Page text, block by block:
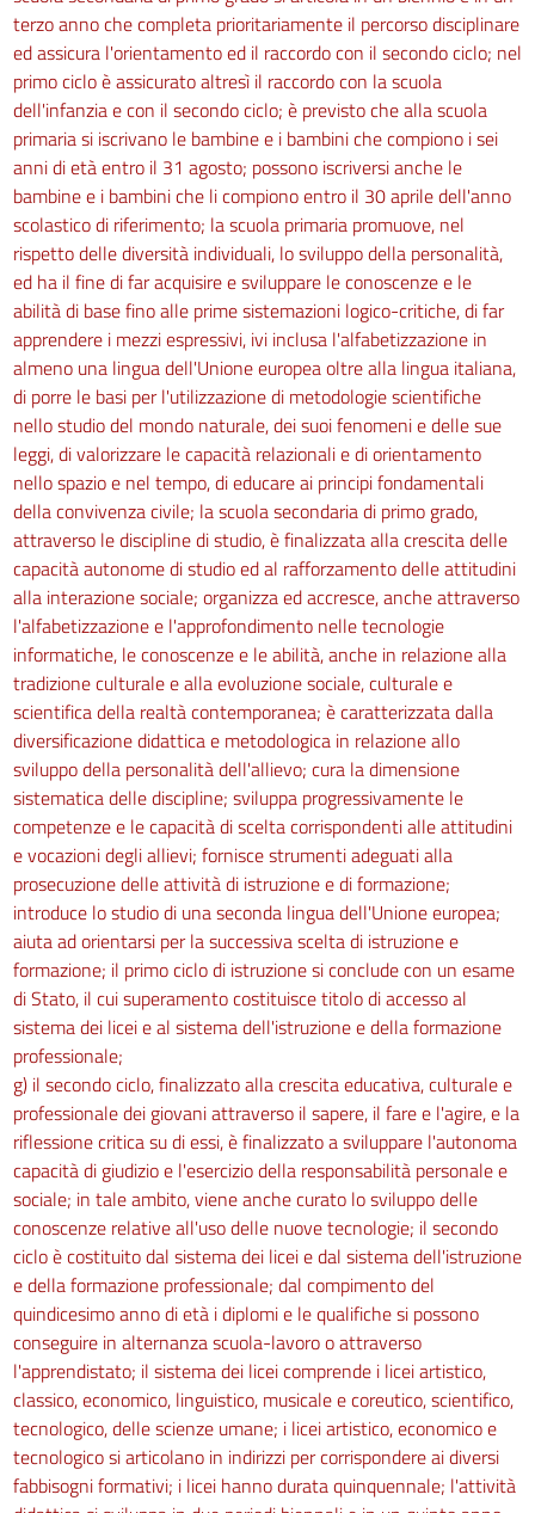
terzo anno che completa prioritariamente il percorso disciplinare
ed assicura l'orientamento ed il raccordo con il secondo ciclo; nel
primo ciclo è assicurato altresì il raccordo con la scuola
dell'infanzia e con il secondo ciclo; è previsto che alla scuola
primaria si iscrivano le bambine e i bambini che compiono i sei
anni di età entro il 31 agosto; possono iscriversi anche le
bambine e i bambini che li compiono entro il 30 aprile dell'anno
scolastico di riferimento; la scuola primaria promuove, nel
rispetto delle diversità individuali, lo sviluppo della personalità,
ed ha il fine di far acquisire e sviluppare le conoscenze e le
abilità di base fino alle prime sistemazioni logico-critiche, di far
apprendere i mezzi espressivi, ivi inclusa l'alfabetizzazione in
almeno una lingua dell'Unione europea oltre alla lingua italiana,
di porre le basi per l'utilizzazione di metodologie scientifiche
nello studio del mondo naturale, dei suoi fenomeni e delle sue
leggi, di valorizzare le capacità relazionali e di orientamento
nello spazio e nel tempo, di educare ai principi fondamentali
della convivenza civile; la scuola secondaria di primo grado,
attraverso le discipline di studio, è finalizzata alla crescita delle
capacità autonome di studio ed al rafforzamento delle attitudini
alla interazione sociale; organizza ed accresce, anche attraverso
l'alfabetizzazione e l'approfondimento nelle tecnologie
informatiche, le conoscenze e le abilità, anche in relazione alla
tradizione culturale e alla evoluzione sociale, culturale e
scientifica della realtà contemporanea; è caratterizzata dalla
diversificazione didattica e metodologica in relazione allo
sviluppo della personalità dell'allievo; cura la dimensione
sistematica delle discipline; sviluppa progressivamente le
competenze e le capacità di scelta corrispondenti alle attitudini
e vocazioni degli allievi; fornisce strumenti adeguati alla
prosecuzione delle attività di istruzione e di formazione;
introduce lo studio di una seconda lingua dell'Unione europea;
aiuta ad orientarsi per la successiva scelta di istruzione e
formazione; il primo ciclo di istruzione si conclude con un esame
di Stato, il cui superamento costituisce titolo di accesso al
sistema dei licei e al sistema dell'istruzione e della formazione
professionale;
g) il secondo ciclo, finalizzato alla crescita educativa, culturale e
professionale dei giovani attraverso il sapere, il fare e l'agire, e la
riflessione critica su di essi, è finalizzato a sviluppare l'autonoma
capacità di giudizio e l'esercizio della responsabilità personale e
sociale; in tale ambito, viene anche curato lo sviluppo delle
conoscenze relative all'uso delle nuove tecnologie; il secondo
ciclo è costituito dal sistema dei licei e dal sistema dell'istruzione
e della formazione professionale; dal compimento del
quindicesimo anno di età i diplomi e le qualifiche si possono
conseguire in alternanza scuola-lavoro o attraverso
l'apprendistato; il sistema dei licei comprende i licei artistico,
classico, economico, linguistico, musicale e coreutico, scientifico,
tecnologico, delle scienze umane; i licei artistico, economico e
tecnologico si articolano in indirizzi per corrispondere ai diversi
fabbisogni formativi; i licei hanno durata quinquennale; l'attività